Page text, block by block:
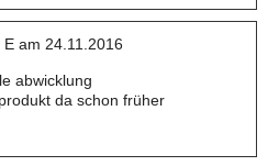
am 24.11.2016
abwicklung
da schon früher